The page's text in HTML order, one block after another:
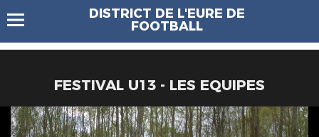
DISTRICT DE L'EURE DE
FOOTBALL
FESTIVAL U13 - LES EQUIPES